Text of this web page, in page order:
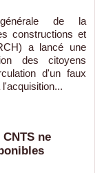
de la
constructions et
a lancé une
des citoyens
d'un faux
ne